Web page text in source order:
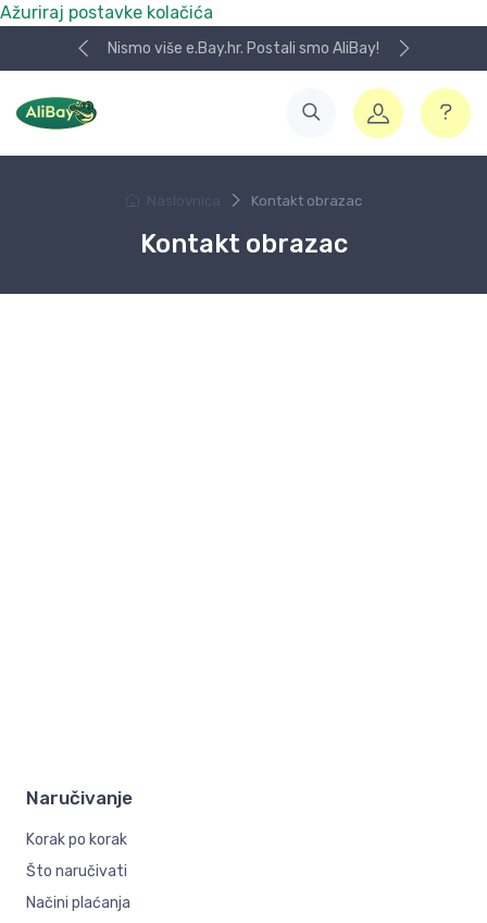
Ažuriraj postavke kolačića
Nismo više e.Bay.hr. Postali smo AliBay!
Naslovnica Kontakt obrazac
Kontakt obrazac
Naručivanje
Korak po korak
Što naručivati
Načini plaćanja